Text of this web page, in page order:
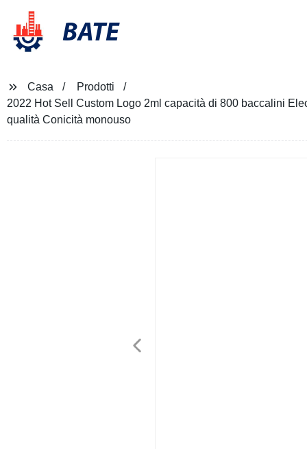
BATE
Casa
Prodotti
2022 Hot Sell Custom Logo 2ml capacità di 800 baccalini
qualità Conicità monouso